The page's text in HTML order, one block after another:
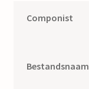
Componist
Bestandsnaam